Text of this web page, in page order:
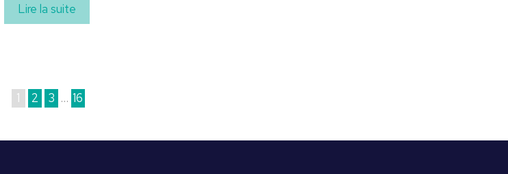
Lire la suite
1 2 3 … 16